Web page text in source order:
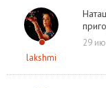
lakshmi
29